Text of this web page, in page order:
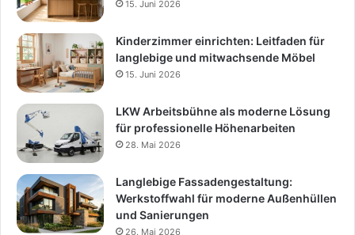
15. Juni 2026
Kinderzimmer einrichten: Leitfaden für
langlebige und mitwachsende Möbel
15. Juni 2026
LKW Arbeitsbühne als moderne Lösung
für professionelle Höhenarbeiten
28. Mai 2026
Langlebige Fassadengestaltung:
Werkstoffwahl für moderne Außenhüllen
und Sanierungen
26. Mai 2026